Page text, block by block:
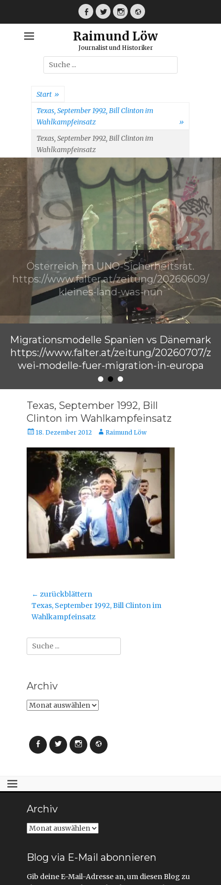
Facebook
TwitterInstagramWebseite
Raimund Löw
Journalist und Historiker
Suche
nach:
Start »
Texas, September 1992, Bill Clinton im
Wahlkampfeinsatz
»
Texas, September 1992, Bill Clinton im
Wahlkampfeinsatz
•••
Österreich im UNO-Sicherheitsrat.
https://www.falter.at/zeitung/20260609/
kleines-land-was-nun
Veröffentlicht am Raimund Löw
Migrationsmodelle Spanien vs Dänemark
https://www.falter.at/zeitung/20260707/z
wei-modelle-fuer-migration-in-europa
Raimund Löw
Texas, September 1992, Bill
Clinton im Wahlkampfeinsatz
Veröffentlicht
18. Dezember 2012 AutorRaimund Löw
Beitragsnavigation
← zurückblättern
Vorheriger
Beitrag:
Texas, September 1992, Bill Clinton im
Wahlkampfeinsatz
Suche
nach:
Archiv
Archiv
FacebookTwitter InstagramWebseite
Archiv
Archiv
Blog via E-Mail abonnieren
Gib deine E-Mail-Adresse an, um diesen Blog zu